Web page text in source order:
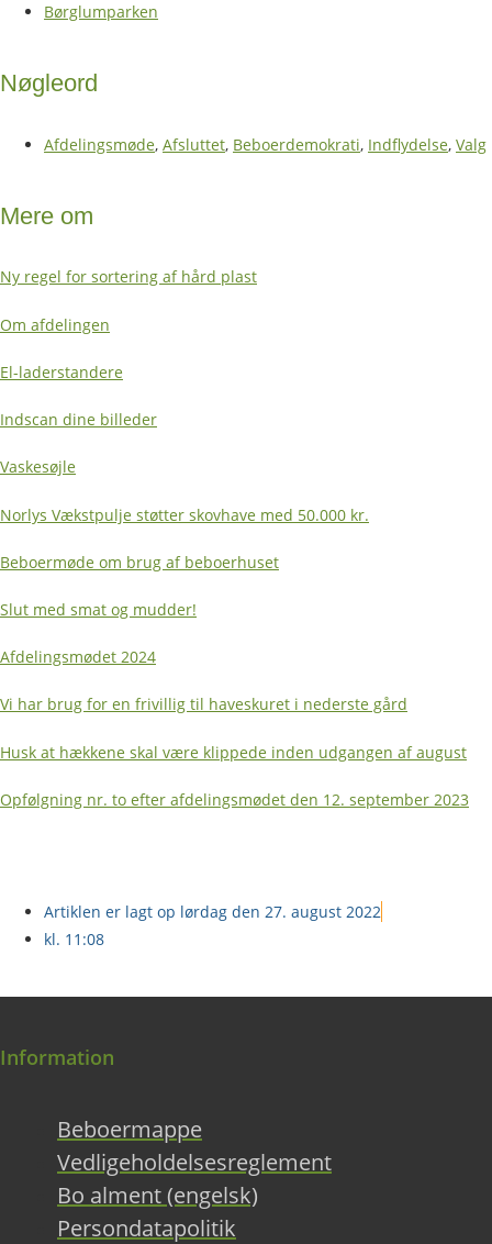
Børglumparken
Nøgleord
Afdelingsmøde, Afsluttet, Beboerdemokrati, Indflydelse, Valg
Mere om
Ny regel for sortering af hård plast
Om afdelingen
El-laderstandere
Indscan dine billeder
Vaskesøjle
Norlys Vækstpulje støtter skovhave med 50.000 kr.
Beboermøde om brug af beboerhuset
Slut med smat og mudder!
Afdelingsmødet 2024
Vi har brug for en frivillig til haveskuret i nederste gård
Husk at hækkene skal være klippede inden udgangen af august
Opfølgning nr. to efter afdelingsmødet den 12. september 2023
Artiklen er lagt op lørdag den 27. august 2022
kl. 11:08
Information
Beboermappe
Vedligeholdelsesreglement
Bo alment (engelsk)
Persondatapolitik